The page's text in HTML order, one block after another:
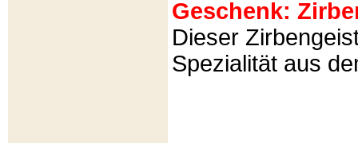
Geschenk:
Dieser
Spezialität aus